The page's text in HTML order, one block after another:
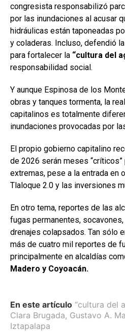
congresista responsabilizó
por las inundaciones al acusar
hidráulicas están taponeadas
y coladeras. Incluso, defendió
para fortalecer la “cultura del
responsabilidad social.
Y aunque Espinosa de los
obras y tanques tormenta, la
capitalinos es totalmente
inundaciones provocadas por
El propio gobierno capitalino
de 2026 serán meses
extremas, pese a la entrada en
Tlaloque 2.0 y las inversiones
En otro tema, reportes de las
fugas permanentes,
drenajes colapsados. Tan sólo
más de cuatro mil reportes de
principalmente en alcaldías
Madero y Coyoacán.
En este artículo “cultura del
Clara Brugada, Gustavo A.
Iztapalapa